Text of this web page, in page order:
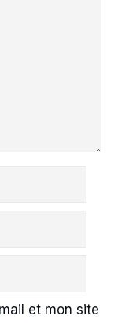
et mon site